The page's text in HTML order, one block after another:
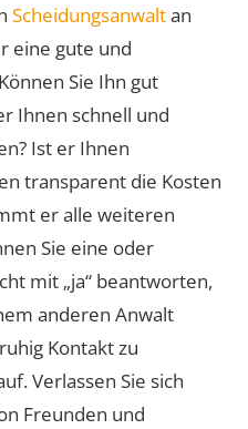
Scheidungsanwaltan
eine gute und
Sie Ihn gut
Ihnen schnell und
Ist er Ihnen
transparent die Kosten
er alle weiteren
Sie eine oder
mit „ja“ beantworten,
anderen Anwalt
Kontakt zu
Verlassen Sie sich
Freunden und